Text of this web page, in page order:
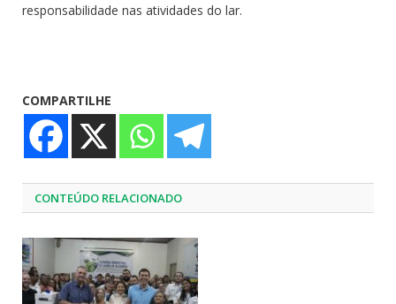
responsabilidade nas atividades do lar.
COMPARTILHE
CONTEÚDO RELACIONADO